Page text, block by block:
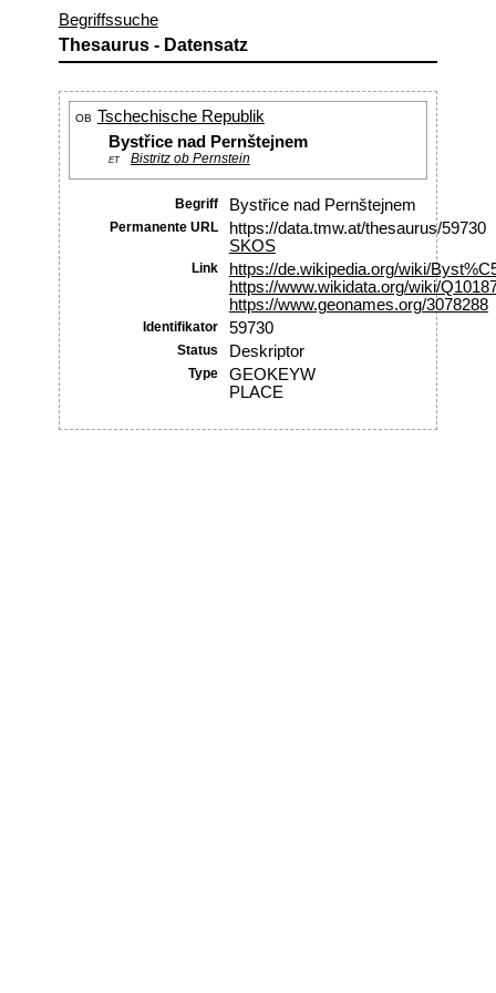
Begriffssuche
Thesaurus - Datensatz
OB Tschechische Republik
Bystřice nad Pernštejnem
ET Bistritz ob Pernstein
Begriff Bystřice nad Pernštejnem
Permanente URL
https://data.tmw.at/thesaurus/59730
SKOS
Link
https://de.wikipedia.org/wiki/
https://www.wikidata.org/wiki/
https://www.geonames.org/3078288
Identifikator 59730
Status Deskriptor
Type
GEOKEYW
PLACE